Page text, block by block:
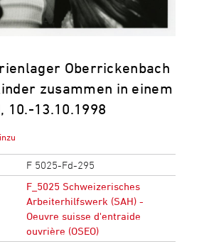
Oberrickenbach
zusammen in einem
10.-13.10.1998
F 5025-Fd-295
F_5025 Schweizerisches
Arbeiterhilfswerk (SAH) -
Oeuvre suisse d'entraide
ouvrière (OSEO)